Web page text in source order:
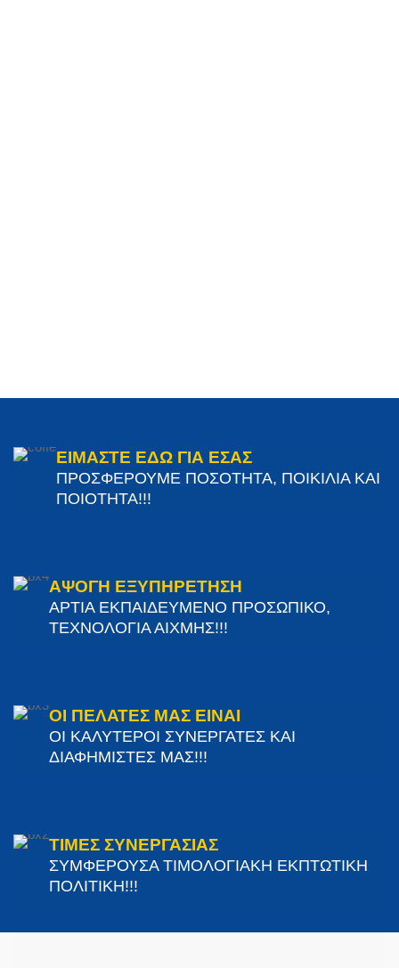
ΕΙΜΑΣΤΕ ΕΔΩ ΓΙΑ ΕΣΑΣ
ΠΡΟΣΦΕΡΟΥΜΕ ΠΟΣΟΤΗΤΑ, ΠΟΙΚΙΛΙΑ ΚΑΙ
ΠΟΙΟΤΗΤΑ!!!
ΑΨΟΓΗ ΕΞΥΠΗΡΕΤΗΣΗ
ΑΡΤΙΑ ΕΚΠΑΙΔΕΥΜΕΝΟ ΠΡΟΣΩΠΙΚΟ,
ΤΕΧΝΟΛΟΓΙΑ ΑΙΧΜΗΣ!!!
ΟΙ ΠΕΛΑΤΕΣ ΜΑΣ ΕΙΝΑΙ
ΟΙ ΚΑΛΥΤΕΡΟΙ ΣΥΝΕΡΓΑΤΕΣ ΚΑΙ
ΔΙΑΦΗΜΙΣΤΕΣ ΜΑΣ!!!
ΤΙΜΕΣ ΣΥΝΕΡΓΑΣΙΑΣ
ΣΥΜΦΕΡΟΥΣΑ ΤΙΜΟΛΟΓΙΑΚΗ ΕΚΠΤΩΤΙΚΗ
ΠΟΛΙΤΙΚΗ!!!